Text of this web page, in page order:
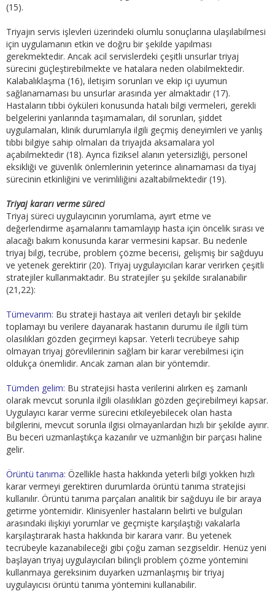
(15).
Triyajın servis işlevleri üzerindeki olumlu sonuçlarına ulaşılabilmesi
için uygulamanın etkin ve doğru bir şekilde yapılması
gerekmektedir. Ancak acil servislerdeki çeşitli unsurlar triyaj
sürecini güçleştirebilmekte ve hatalara neden olabilmektedir.
Kalabalıklaşma (16), iletişim sorunları ve ekip içi uyumun
sağlanamaması bu unsurlar arasında yer almaktadır (17).
Hastaların tıbbi öyküleri konusunda hatalı bilgi vermeleri, gerekli
belgelerini yanlarında taşımamaları, dil sorunları, şiddet
uygulamaları, klinik durumlarıyla ilgili geçmiş deneyimleri ve yanlış
tıbbi bilgiye sahip olmaları da triyajda aksamalara yol
açabilmektedir (18). Ayrıca fiziksel alanın yetersizliği, personel
eksikliği ve güvenlik önlemlerinin yeterince alınamaması da tiyaj
sürecinin etkinliğini ve verimliliğini azaltabilmektedir (19).
Triyaj kararı verme süreci
Triyaj süreci uygulayıcının yorumlama, ayırt etme ve
değerlendirme aşamalarını tamamlayıp hasta için öncelik sırası ve
alacağı bakım konusunda karar vermesini kapsar. Bu nedenle
triyaj bilgi, tecrübe, problem çözme becerisi, gelişmiş bir sağduyu
ve yetenek gerektirir (20). Triyaj uygulayıcıları karar verirken çeşitli
stratejiler kullanmaktadır. Bu stratejiler şu şekilde sıralanabilir
(21,22):
Tümevarım: Bu strateji hastaya ait verileri detaylı bir şekilde
toplamayı bu verilere dayanarak hastanın durumu ile ilgili tüm
olasılıkları gözden geçirmeyi kapsar. Yeterli tecrübeye sahip
olmayan triyaj görevlilerinin sağlam bir karar verebilmesi için
oldukça önemlidir. Ancak zaman alan bir yöntemdir.
Tümden gelim: Bu stratejisi hasta verilerini alırken eş zamanlı
olarak mevcut sorunla ilgili olasılıkları gözden geçirebilmeyi kapsar.
Uygulayıcı karar verme sürecini etkileyebilecek olan hasta
bilgilerini, mevcut sorunla ilgisi olmayanlardan hızlı bir şekilde ayırır.
Bu beceri uzmanlaştıkça kazanılır ve uzmanlığın bir parçası haline
gelir.
Örüntü tanıma: Özellikle hasta hakkında yeterli bilgi yokken hızlı
karar vermeyi gerektiren durumlarda örüntü tanıma stratejisi
kullanılır. Örüntü tanıma parçaları analitik bir sağduyu ile bir araya
getirme yöntemidir. Klinisyenler hastaların belirti ve bulguları
arasındaki ilişkiyi yorumlar ve geçmişte karşılaştığı vakalarla
karşılaştırarak hasta hakkında bir karara varır. Bu yetenek
tecrübeyle kazanabileceği gibi çoğu zaman sezgiseldir. Henüz yeni
başlayan triyaj uygulayıcıları bilinçli problem çözme yöntemini
kullanmaya gereksinim duyarken uzmanlaşmış bir triyaj
uygulayıcısı örüntü tanıma yöntemini kullanabilir.